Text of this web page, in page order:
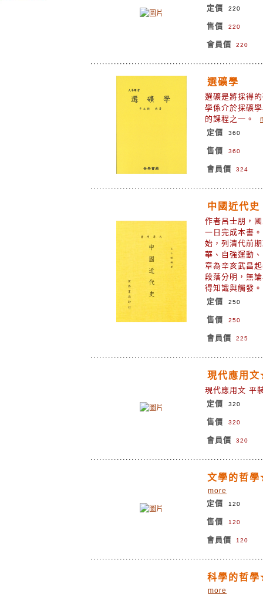
定價
220
售價 220
會員價 220
選礦學
選礦是將採得
學係介於採礦
的課程之一。
定價 360
售價 360
會員價 324
中國近代史
作者呂士朋，
一日完成本書
始，列清代前
華、自強運動
章為辛亥武昌
段落分明，無
得知識與觸發
定價
250
售價 250
會員價 225
現代應用
現代應用文 平
定價
320
售價 320
會員價 320
文學的哲
more
定價 120
售價 120
會員價 120
科學的哲
more